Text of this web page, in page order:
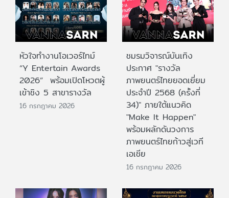
หัวใจทำงานโอเวอร์ไทม์
“Y Entertain Awards
2026” พร้อมเปิดโหวตผู้
เข้าชิง 5 สาขารางวัล
16 กรกฎาคม 2026
ชมรมวิจารณ์บันเทิง
ประกาศ "รางวัล
ภาพยนตร์ไทยยอดเยี่ยม
ประจําปี 2568 (ครั้งที่
34)" ภายใต้แนวคิด
"Make It Happen"
พร้อมผลักดันวงการ
ภาพยนตร์ไทยก้าวสู่เวที
เอเชีย
16 กรกฎาคม 2026